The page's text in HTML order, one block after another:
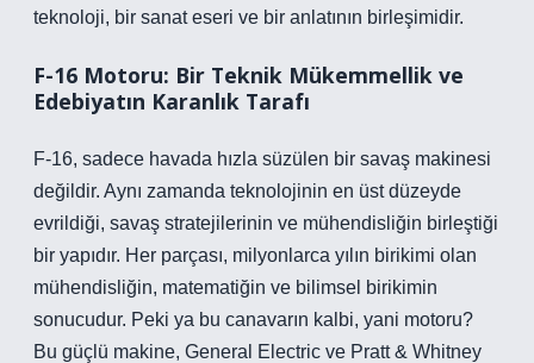
teknoloji, bir sanat eseri ve bir anlatının birleşimidir.
F-16 Motoru: Bir Teknik Mükemmellik ve
Edebiyatın Karanlık Tarafı
F-16, sadece havada hızla süzülen bir savaş makinesi
değildir. Aynı zamanda teknolojinin en üst düzeyde
evrildiği, savaş stratejilerinin ve mühendisliğin birleştiği
bir yapıdır. Her parçası, milyonlarca yılın birikimi olan
mühendisliğin, matematiğin ve bilimsel birikimin
sonucudur. Peki ya bu canavarın kalbi, yani motoru?
Bu güçlü makine, General Electric ve Pratt & Whitney